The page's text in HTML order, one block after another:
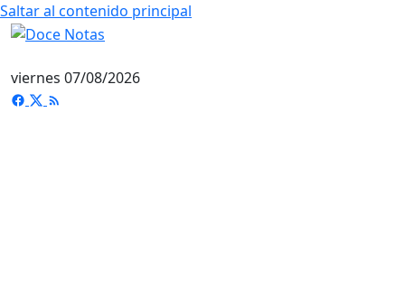
Saltar al contenido principal
viernes 07/08/2026